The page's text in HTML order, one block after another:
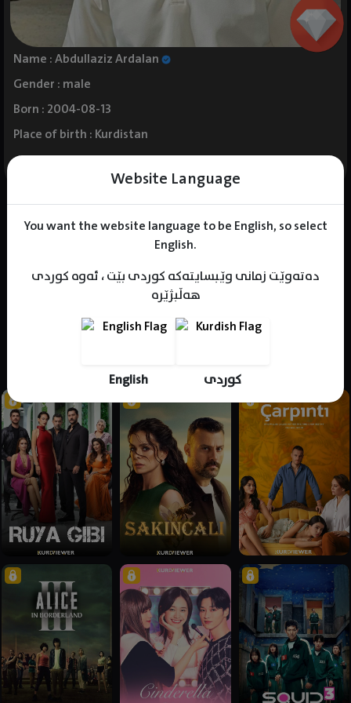
Website Language
You want the website language to be English, so select
English.
دەتەوێت زمانی وێبسایتەکە کوردی بێت ، ئەوە کوردی
هەڵبژێرە
English کوردی
Name : Abdullaziz Ardalan
Gender : male
Born : 2004-08-13
Place of birth : Kurdistan
Movies